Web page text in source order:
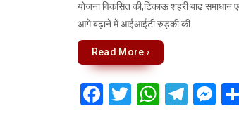
योजना विकसित की,टिकाऊ शहरी बाढ़ समाधान
आगे बढ़ाने में आईआईटी रुड़की की
Read More ›
F T W T M